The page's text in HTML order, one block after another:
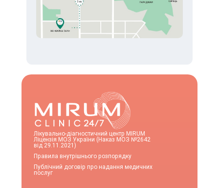
Лікувально-діагностичний центр MIRUM
Ліцензія МОЗ України (Наказ МОЗ №2642
від 29.11.2021)
Правила внутрішнього розпорядку
Публічний договір про надання медичних
послуг